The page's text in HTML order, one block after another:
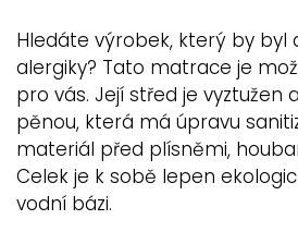
Hledáte výrobek, který by byl
alergiky? Tato matrace je
pro vás. Její střed je vyztužen
pěnou, která má úpravu
materiál před plísněmi,
Celek je k sobě lepen
vodní bázi.